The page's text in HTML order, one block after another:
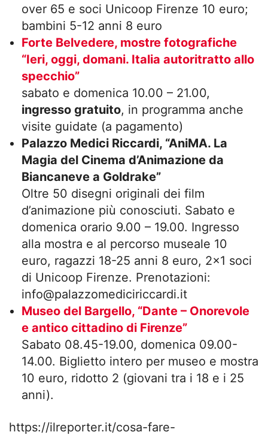
over 65 e soci Unicoop Firenze 10 euro;
bambini 5-12 anni 8 euro
Forte Belvedere, mostre fotografiche
“Ieri, oggi, domani. Italia autoritratto allo
specchio”
sabato e domenica 10.00 – 21.00,
ingresso gratuito, in programma anche
visite guidate (a pagamento)
Palazzo Medici Riccardi, “AniMA. La
Magia del Cinema d’Animazione da
Biancaneve a Goldrake”
Oltre 50 disegni originali dei film
d’animazione più conosciuti. Sabato e
domenica orario 9.00 – 19.00. Ingresso
alla mostra e al percorso museale 10
euro, ragazzi 18-25 anni 8 euro, 2×1 soci
di Unicoop Firenze. Prenotazioni:
info@palazzomediciriccardi.it
Museo del Bargello, “Dante – Onorevole
e antico cittadino di Firenze”
Sabato 08.45-19.00, domenica 09.00-
14.00. Biglietto intero per museo e mostra
10 euro, ridotto 2 (giovani tra i 18 e i 25
anni).
https://ilreporter.it/cosa-fare-